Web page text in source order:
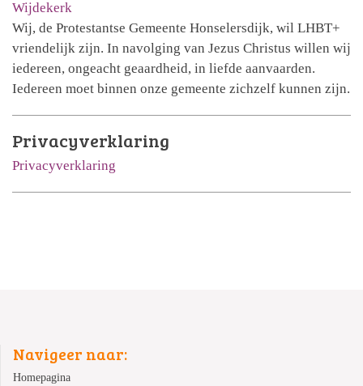
Wijdekerk
Wij, de Protestantse Gemeente Honselersdijk, wil LHBT+
vriendelijk zijn. In navolging van Jezus Christus willen wij
iedereen, ongeacht geaardheid, in liefde aanvaarden.
Iedereen moet binnen onze gemeente zichzelf kunnen zijn.
Privacyverklaring
Privacyverklaring
Navigeer naar:
Homepagina